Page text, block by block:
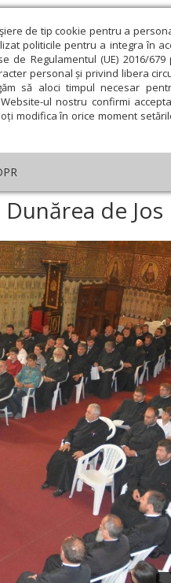
de tip cookie pentru a
politicile pentru a integra în
de Regulamentul (UE) 2016/
personal și privind libera
să aloci timpul necesar
ul nostru confirmi
modifica în orice moment
An omagial Comunicate
și spiritualitate
preoțească la Dunărea de Jos
de Jos
Februarie Martie